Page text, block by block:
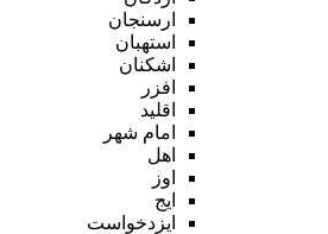
ارسنجان
استهبان
اشکنان
افزر
اقلید
امام شهر
اهل
اوز
ایج
ایزدخواست